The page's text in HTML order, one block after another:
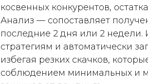
косвенных конкурентов,
Анализ — сопоставляет
последние 2 дня или 2
стратегиям и автоматически
избегая резких скачков,
соблюдением минимальных и